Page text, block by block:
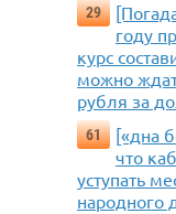
29
году
курс
можно
рубля за
61
[«дна
что
уступать
народного